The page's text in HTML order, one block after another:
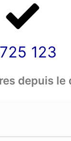
123
depuis